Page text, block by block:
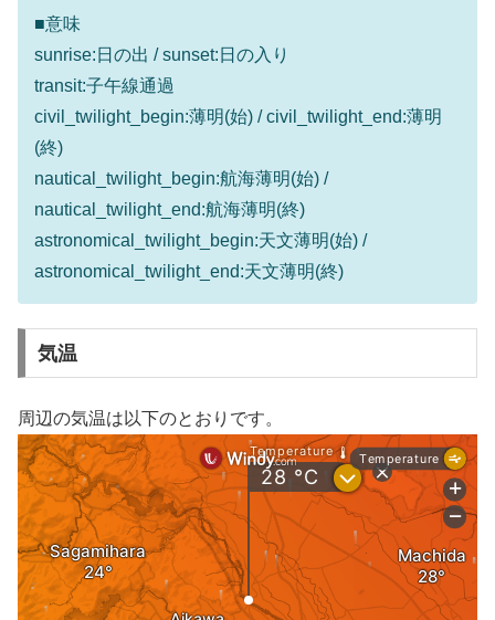
■意味
sunrise:日の出 / sunset:日の入り
transit:子午線通過
civil_twilight_begin:薄明(始) / civil_twilight_end:薄明
(終)
nautical_twilight_begin:航海薄明(始) /
nautical_twilight_end:航海薄明(終)
astronomical_twilight_begin:天文薄明(始) /
astronomical_twilight_end:天文薄明(終)
気温
周辺の気温は以下のとおりです。